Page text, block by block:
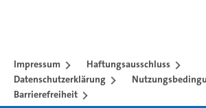
Impressum
Haftungsausschluss
Datenschutzerklärung
Barrierefreiheit